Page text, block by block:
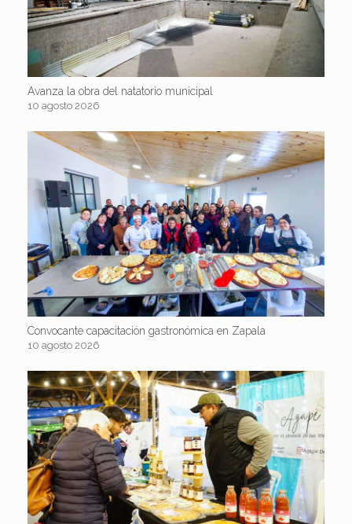
Avanza la obra del natatorio municipal
10 agosto 2026
Convocante capacitación gastronómica en Zapala
10 agosto 2026